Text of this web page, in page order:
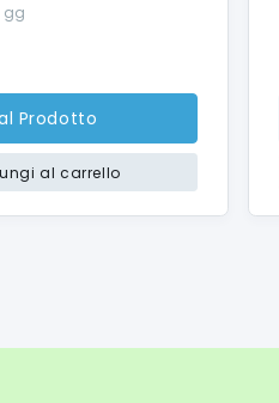
gg
Prodotto
al carrello